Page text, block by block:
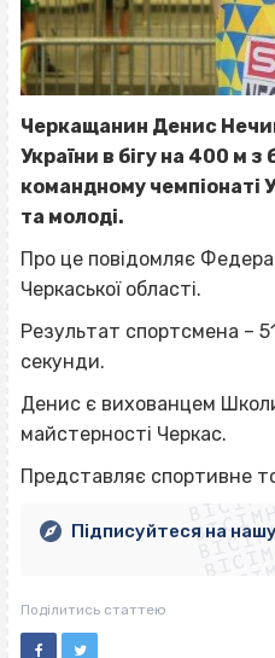
Черкащанин Денис
України в бігу на 400 м з
командному чемпіонаті
та молоді.
Про це повідомляє
Черкаської області.
Результат спортсмена –
секунди.
Денис є вихованцем
майстерності Черкас.
Представляє спортивне
Підписуйтеся на
Поділитись статтею